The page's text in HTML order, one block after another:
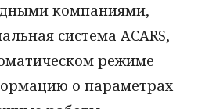
компаниями,
система ACARS,
режиме
о параметрах